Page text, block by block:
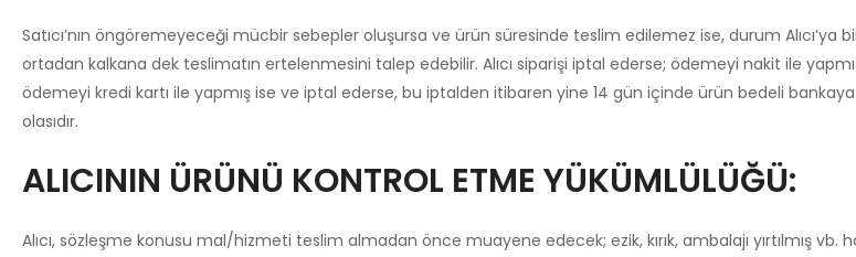
Satıcı’nın öngöremeyeceği mücbir sebepler oluşursa ve ürün süresinde teslim edilemez ise, durum Alıcı’ya
ortadan kalkana dek teslimatın ertelenmesini talep edebilir. Alıcı siparişi iptal ederse; ödemeyi nakit ile
ödemeyi kredi kartı ile yapmış ise ve iptal ederse, bu iptalden itibaren yine 14 gün içinde ürün bedeli
olasıdır.
ALICININ ÜRÜNÜ KONTROL ETME YÜKÜMLÜLÜĞÜ:
Alıcı, sözleşme konusu mal/hizmeti teslim almadan önce muayene edecek; ezik, kırık, ambalajı yırtılmış